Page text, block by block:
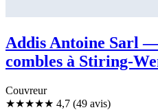
Addis Antoine Sarl
combles à Stiring-
Couvreur
★★★★★ 4,7 (49 avis)